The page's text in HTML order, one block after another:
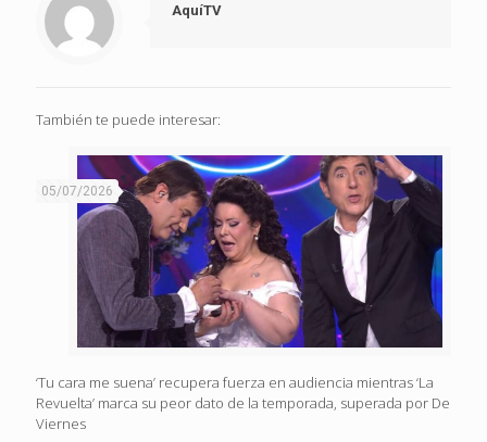
AquíTV
También te puede interesar:
05/07/2026
‘Tu cara me suena’ recupera fuerza en audiencia mientras ‘La
Revuelta’ marca su peor dato de la temporada, superada por De
Viernes